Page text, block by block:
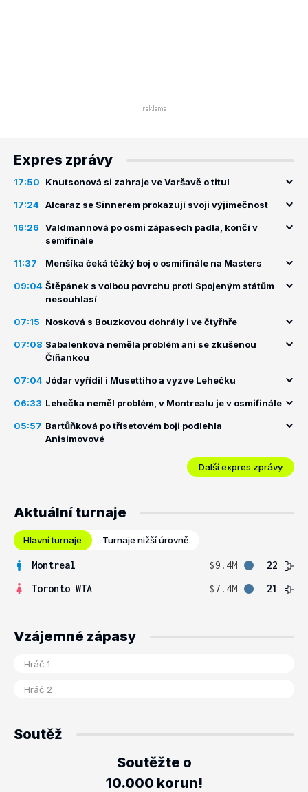
Expres zprávy
17:50 Knutsonová si zahraje ve Varšavě o titul
17:24 Alcaraz se Sinnerem prokazují svoji výjimečnost
16:26
Valdmannová po osmi zápasech padla, končí v
semifinále
11:37 Menšíka čeká těžký boj o osmifinále na Masters
09:04 Štěpánek s volbou povrchu proti Spojeným státům
nesouhlasí
07:15 Nosková s Bouzkovou dohrály i ve čtyřhře
07:08 Sabalenková neměla problém ani se zkušenou
Číňankou
07:04 Jódar vyřídil i Musettiho a vyzve Lehečku
06:33 Lehečka neměl problém, v Montrealu je v osmifinále
05:57 Bartůňková po třísetovém boji podlehla
Anisimovové
Další expres zprávy
Aktuální turnaje
Hlavní turnaje Turnaje nižší úrovně
Montreal $9.4M
22
Toronto WTA
$7.4M 21
Vzájemné zápasy
Soutěž
Soutěžte o
10.000 korun!